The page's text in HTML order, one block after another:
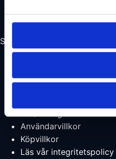
Deals
Support
Användarvillkor
Köpvillkor
Läs vår integritetspolicy